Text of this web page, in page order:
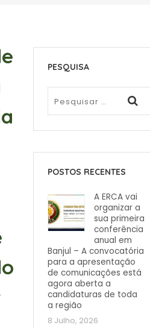
PESQUISA
POSTOS RECENTES
A ERCA vai
organizar a
sua primeira
conferência
anual em
Banjul – A convocatória
para a apresentação
de comunicações está
agora aberta a
candidaturas de toda
a região
8 Julho, 2026